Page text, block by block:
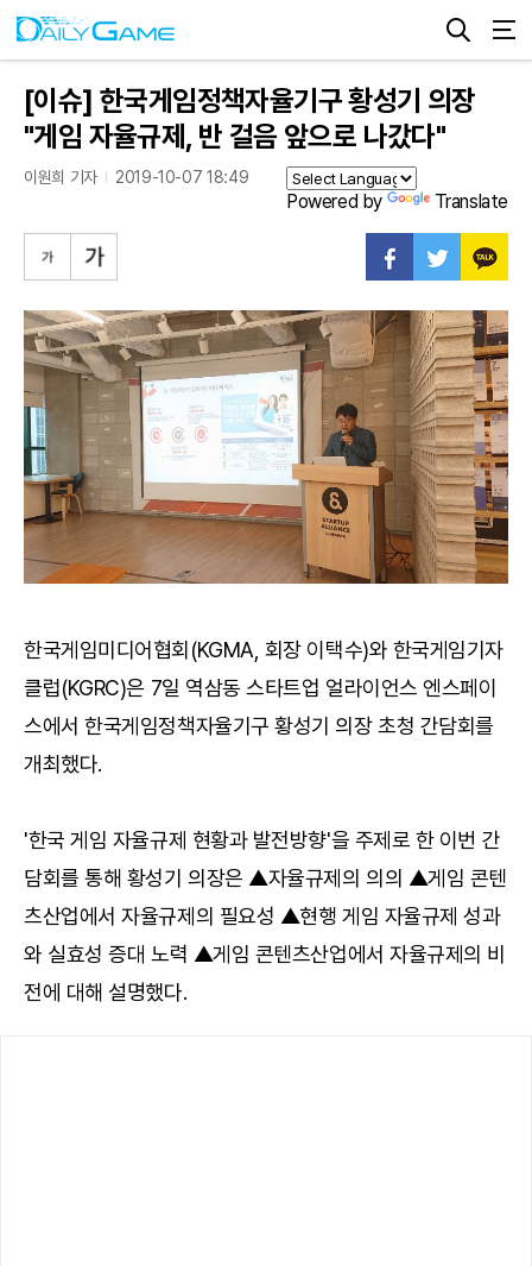
[이슈] 한국게임정책자율기구 황성기 의장
"게임 자율규제, 반 걸음 앞으로 나갔다"
이원희 기자 2019-10-07 18:49
Powered by Translate
한국게임미디어협회(KGMA, 회장 이택수)와 한국게임기자
클럽(KGRC)은 7일 역삼동 스타트업 얼라이언스 엔스페이
스에서 한국게임정책자율기구 황성기 의장 초청 간담회를
개최했다.
'한국 게임 자율규제 현황과 발전방향'을 주제로 한 이번 간
담회를 통해 황성기 의장은 ▲자율규제의 의의 ▲게임 콘텐
츠산업에서 자율규제의 필요성 ▲현행 게임 자율규제 성과
와 실효성 증대 노력 ▲게임 콘텐츠산업에서 자율규제의 비
전에 대해 설명했다.